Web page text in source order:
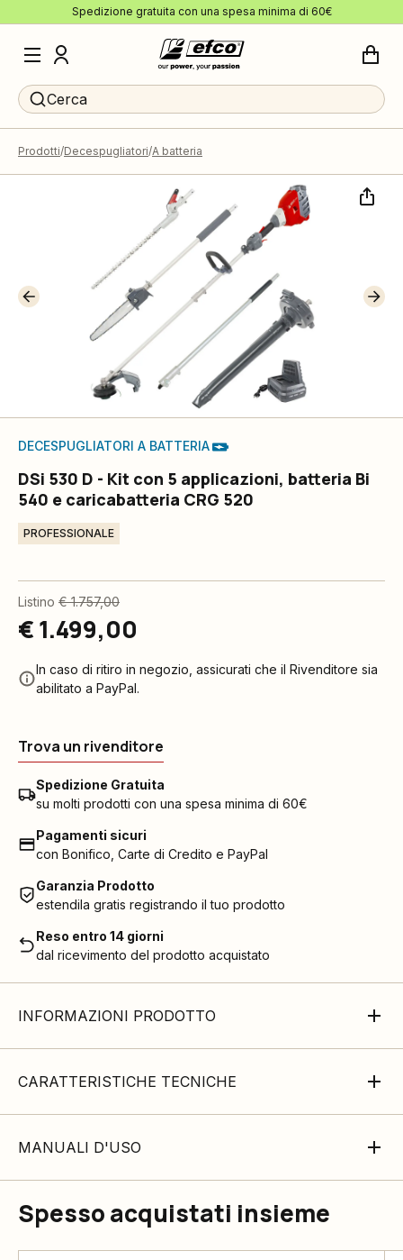
Spedizione gratuita con una spesa minima di 60€
Cerca
Prodotti Decespugliatori A batteria
DECESPUGLIATORI A BATTERIA
DSi 530 D - Kit con 5 applicazioni, batteria Bi
540 e caricabatteria CRG 520
PROFESSIONALE
Listino € 1.757,00
€ 1.499,00
In caso di ritiro in negozio, assicurati che il Rivenditore sia
abilitato a PayPal.
Trova un rivenditore
Spedizione Gratuita
su molti prodotti con una spesa minima di 60€
Pagamenti sicuri
con Bonifico, Carte di Credito e PayPal
Garanzia Prodotto
estendila gratis registrando il tuo prodotto
Reso entro 14 giorni
dal ricevimento del prodotto acquistato
INFORMAZIONI PRODOTTO
CARATTERISTICHE TECNICHE
MANUALI D'USO
Spesso acquistati insieme